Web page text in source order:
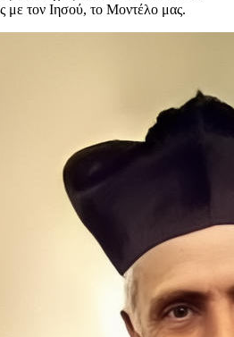
με τον Ιησού, το Μοντέλο μας.